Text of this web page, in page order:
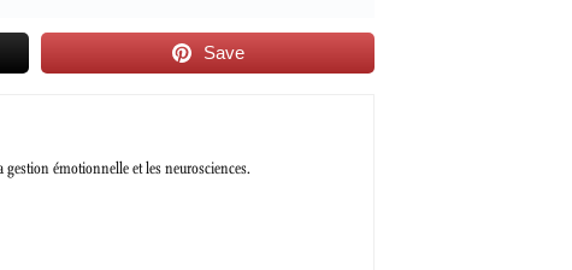
Save
gestion émotionnelle et les neurosciences.